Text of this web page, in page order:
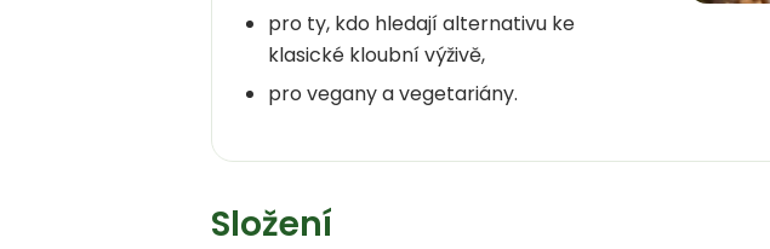
pro ty, kdo hledají alternativu ke
klasické kloubní výživě,
pro vegany a vegetariány.
Složení